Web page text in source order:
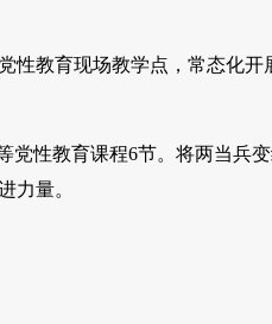
教育现场教学点，常态化开
性教育课程6节。将两当兵
力量。